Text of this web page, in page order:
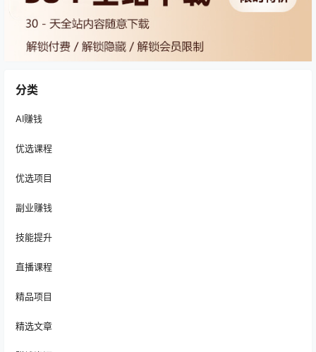
分类
AI赚钱
优选课程
优选项目
副业赚钱
技能提升
直播课程
精品项目
精选文章